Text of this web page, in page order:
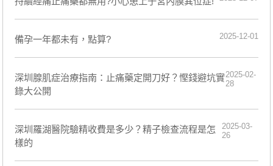
備孕一年都未有，點算? 2025-12-01
深圳腺肌症治療指南：止痛藥定開刀好？慳錢避坑實
錄大公開
2025-02-
28
​深圳羅湖醫院驗精收費是多少？精子檢查流程是怎
樣的
2025-03-
26